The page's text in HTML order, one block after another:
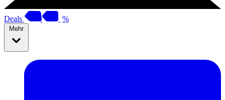
Deals %
Mehr